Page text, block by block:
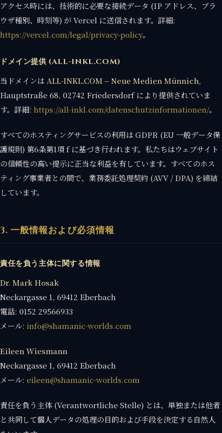
アクセス時には、技術的に必要な接続データ (IP アドレス、ブラ
ウザ種別、時刻等) が Vercel に送信されます。詳細:
https://vercel.com/legal/privacy-policy。
ドメイン提供 (ALL-INKL.COM)
当ドメインは ALL-INKL.COM – Neue Medien Münnich,
Hauptstraße 68, 02742 Friedersdorf により提供されていま
す。詳細: https://all-inkl.com/datenschutzinformationen/。
すべてのホスティングサービスの利用は GDPR (EU 一般データ保
護規則) 第6条第1項 f に基づき行われます。私たちはウェブサイト
の信頼性の高い提示に正当な利益を有しています。すべてのホス
ティング事業者との間で、業務委託処理契約 (AVV / DPA) を締結
しています。
3. 一般情報および必須情報
責任を負う主体に関する情報
Dr. Mark Hosak
Neckargasse 1, 69412 Eberbach
電話: 0152 29566933
メール: info@shamanic-worlds.com
Eileen Wiesmann
Neckargasse 1, 69412 Eberbach
メール: eileen@shamanic-worlds.com
責任を負う主体 (Verantwortliche Stelle) とは、単独または他者
と共同して個人データの処理の目的および手段を決定する自然人